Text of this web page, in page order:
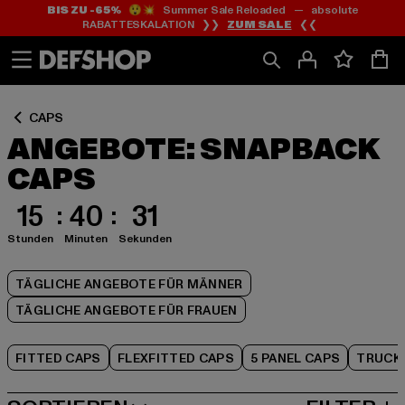
Zum
Inhalt
springen
Zum
Fußzeile
springen
BIS ZU -65%😲💥 Summer Sale Reloaded — absolute
RABATTESKALATION ❯❯ ZUM SALE ❮❮
CAPS
ANGEBOTE: SNAPBACK
CAPS
15
Stunden
40
Minuten
31
Sekunden
TÄGLICHE ANGEBOTE FÜR MÄNNER
TÄGLICHE ANGEBOTE FÜR FRAUEN
FITTED CAPS FLEXFITTED CAPS 5 PANEL CAPS
Zum
Produktraster
springen